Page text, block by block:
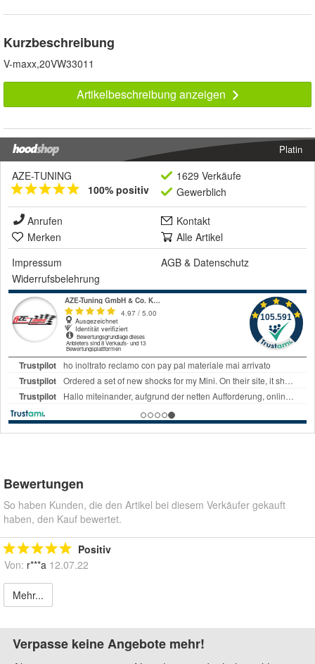
Kurzbeschreibung
V-maxx,20VW33011
Artikelbeschreibung anzeigen
Platin
AZE-TUNING
100% positiv
1629 Verkäufe
Gewerblich
Anrufen
Kontakt
Merken
Alle Artikel
Impressum
AGB & Datenschutz
Widerrufsbelehrung
Bewertungen
So haben Kunden, die den Artikel bei diesem Verkäufer gekauft
haben, den Kauf bewertet.
Positiv
Von: r***a 12.07.22
Mehr...
Verpasse keine Angebote mehr!